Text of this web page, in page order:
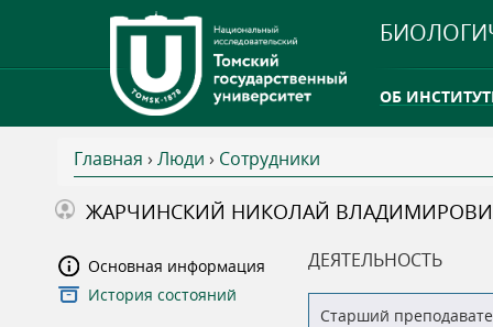
ОБ
ТГУ ОТКРЫЛ
В
ы
з
Главная › Люди › Сотрудники
ЖАРЧИНСКИЙ НИКОЛАЙ
Основная информация
История состояний
ДЕЯТЕЛЬНОСТЬ
Старший